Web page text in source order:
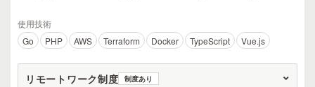
使用技術
Go
PHP AWS Terraform Docker TypeScript Vue.js
リモートワーク制度 制度あり